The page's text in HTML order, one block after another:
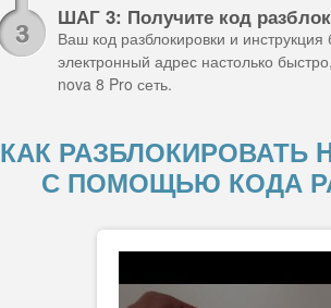
ШАГ 3: Получите код
Ваш код разблокировки и
электронный адрес настолько
nova 8 Pro сеть.
КАК РАЗБЛОКИРОВАТЬ
С ПОМОЩЬЮ КОДА